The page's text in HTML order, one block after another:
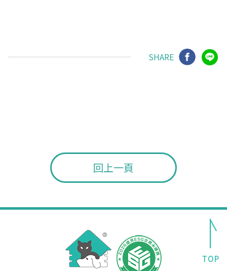
SHARE
回上一頁